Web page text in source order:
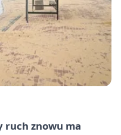
ruch znowu ma